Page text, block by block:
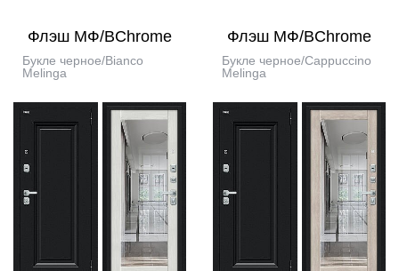
Флэш МФ/BChrome
Букле черное/Bianco
Melinga
Флэш МФ/BChrome
Букле черное/Cappuccino
Melinga